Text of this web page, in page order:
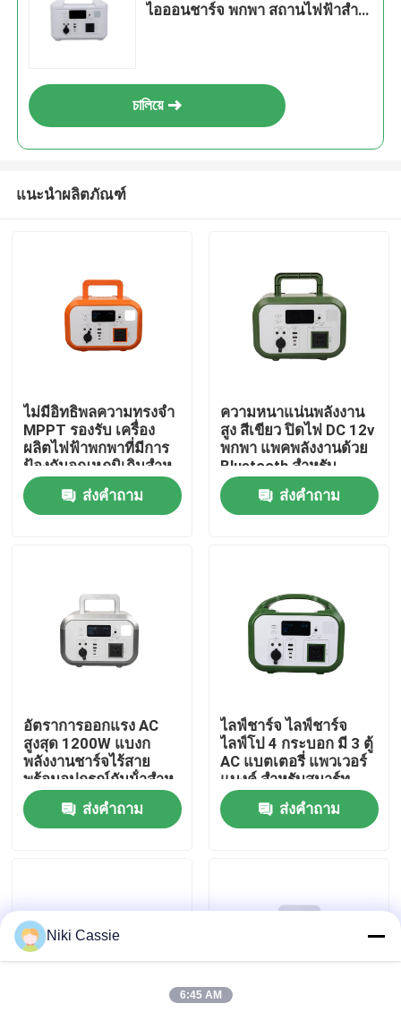
เกี่ยวกับเรา
ทัวร์โรงงาน
ควบคุมคุณภาพ
ติดต่อเรา
ขอใบเสนอราคา
สถานีไฟฟ้าพลังงานแสงอาทิตย์แบบพกพา
ไอออนชาร์จ พกพา สถานไฟฟ้าสําห
চালিয়ে
แนะนำผลิตภัณฑ์
ไม่มีอิทธิพลความทรงจํา
MPPT รองรับ เครื่อง
ผลิตไฟฟ้าพกพาที่มีการ
ป้องกันอุณหภูมิเกินสําห
รับการช่วยเหลือภัยพิบัติ
ส่งคำถาม
ความหนาแน่นพลังงาน
สูง สีเขียว ปิดไฟ DC 12v
พกพา แพคพลังงานด้วย
Bluetooth สําหรับ
Drone
ส่งคำถาม
อัตราการออกแรง AC
สูงสุด 1200W แบงก
พลังงานชาร์จไร้สาย
พร้อมอุปกรณ์กันน้ําสําห
รับสมาร์ทโฟน
ส่งคำถาม
ไลฟ์ชาร์จ ไลฟ์ชาร์จ
ไลฟ์โป 4 กระบอก มี 3 ตู้
AC แบตเตอรี่ แพวเวอร์
แบงค์ สําหรับสมาร์ท
โฟน
ส่งคำถาม
Niki Cassie
6:45 AM